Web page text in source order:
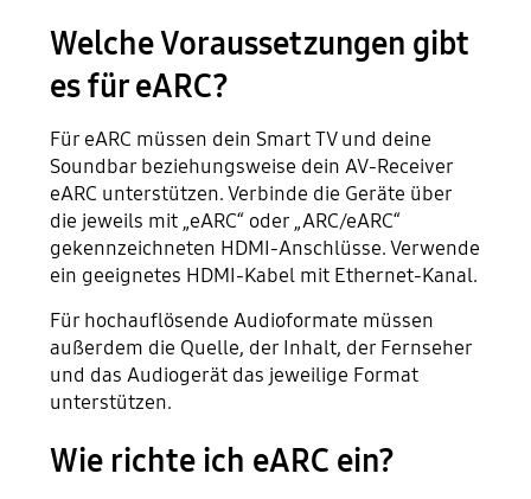
Welche Voraussetzungen gibt
es für eARC?
Für eARC müssen dein Smart TV und deine
Soundbar beziehungsweise dein AV-Receiver
eARC unterstützen. Verbinde die Geräte über
die jeweils mit „eARC“ oder „ARC/eARC“
gekennzeichneten HDMI-Anschlüsse. Verwende
ein geeignetes HDMI-Kabel mit Ethernet-Kanal.
Für hochauflösende Audioformate müssen
außerdem die Quelle, der Inhalt, der Fernseher
und das Audiogerät das jeweilige Format
unterstützen.
Wie richte ich eARC ein?